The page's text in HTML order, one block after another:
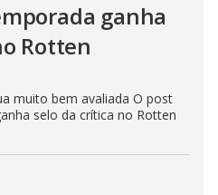
ganha
Rotten
muito bem avaliada O post
selo da crítica no Rotten